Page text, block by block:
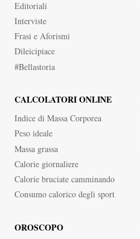
Editoriali
Interviste
Frasi e Aforismi
dileicipiace
#bellastoria
CALCOLATORI ONLINE
Indice di Massa Corporea
Peso ideale
Massa grassa
Calorie giornaliere
Calorie bruciate camminando
Consumo calorico degli sport
OROSCOPO